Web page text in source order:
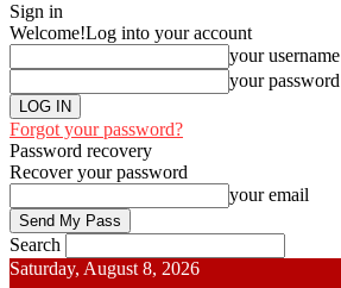
Sign in
Welcome!Log into your account
your username
your password
Forgot your password?
Password recovery
Recover your password
your email
Search
Saturday, August 8, 2026